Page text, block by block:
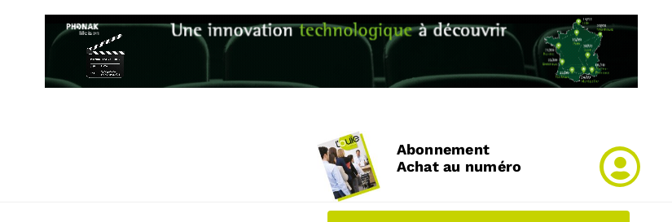
Abonnement
Achat au numéro